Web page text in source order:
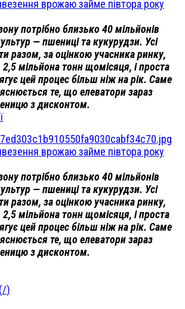
врожаю займе півтора року
потрібно близько 40 мільйонів
— пшениці та кукурудзи. Усі
разом, за оцінкою учасника ринку,
мільйона тонн щомісяця, і проста
цей процес більш ніж на рік. Саме
те, що елеватори зараз
з дисконтом.
врожаю займе півтора року
потрібно близько 40 мільйонів
— пшениці та кукурудзи. Усі
разом, за оцінкою учасника ринку,
мільйона тонн щомісяця, і проста
цей процес більш ніж на рік. Саме
те, що елеватори зараз
з дисконтом.
/)